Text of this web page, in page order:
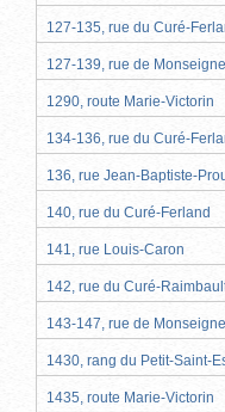
127-135, rue du Curé-
127-139, rue de
1290, route Marie-Victorin
134-136, rue du Curé-
136, rue Jean-Baptiste-
140, rue du Curé-Ferland
141, rue Louis-Caron
142, rue du Curé-
143-147, rue de
1430, rang du Petit-Saint-
1435, route Marie-Victorin